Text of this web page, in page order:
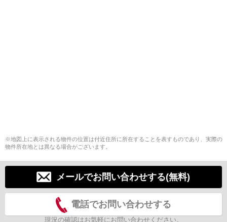
※地図上に表示される物件の位置は付近住所に所在することを表すものであり、実際の
物件所在地とは異なる場合がございます。
メールでお問い合わせする(無料)
電話でお問い合わせする
現況の確認はお気軽にお問い合わせください。